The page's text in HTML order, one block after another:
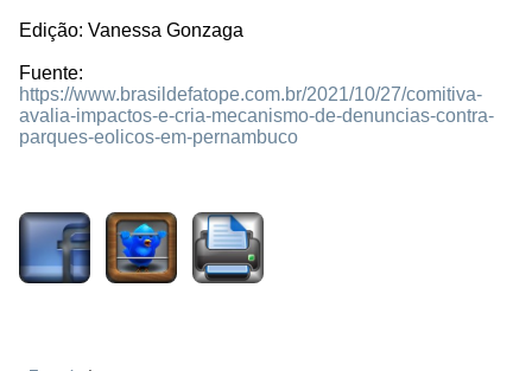
Edição: Vanessa Gonzaga
Fuente:
https://www.brasildefatope.com.br/2021/10/27/comitiva-
avalia-impactos-e-cria-mecanismo-de-denuncias-contra-
parques-eolicos-em-pernambuco